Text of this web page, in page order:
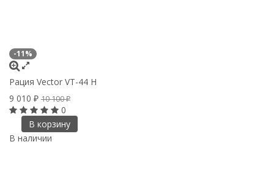
-11%
Рация Vector VT-44 H
9 010 ₽ 10 100₽
0
В корзину
В наличии